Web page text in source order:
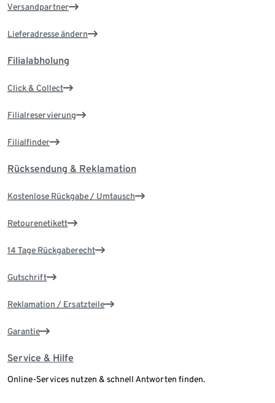
Versandpartner
Lieferadresse ändern
Filialabholung
Click & Collect
Filialreservierung
Filialfinder
Rücksendung & Reklamation
Kostenlose Rückgabe / Umtausch
Retourenetikett
14 Tage Rückgaberecht
Gutschrift
Reklamation / Ersatzteile
Garantie
Service & Hilfe
Online-Services nutzen & schnell Antworten finden.